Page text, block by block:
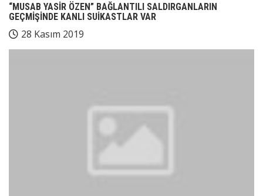
“MUSAB YASİR ÖZEN” BAĞLANTILI SALDIRGANLARIN
GEÇMİŞİNDE KANLI SUİKASTLAR VAR
28 Kasım 2019